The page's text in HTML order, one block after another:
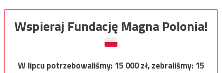
Wspieraj Fundację Magna Polonia!
W lipcu potrzebowaliśmy:15 000zł, zebraliśmy:15